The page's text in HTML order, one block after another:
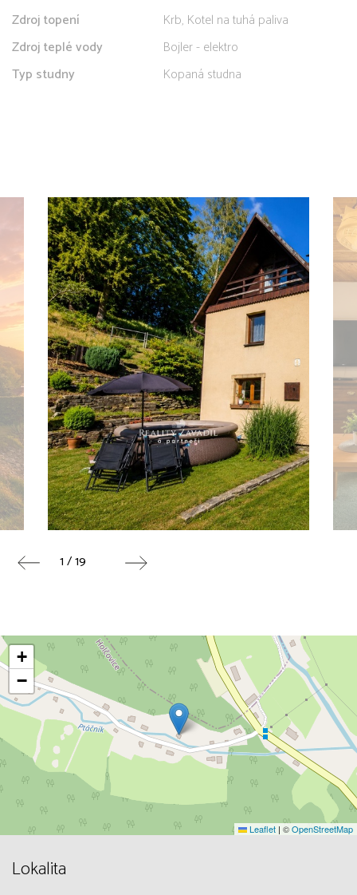
Zdroj topení
Krb, Kotel na tuhá paliva
Zdroj teplé vody
Bojler - elektro
Typ studny
Kopaná studna
1 / 19
+
−
Leaflet | ©OpenStreetMap
Lokalita